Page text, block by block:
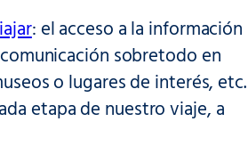
: el acceso a la información
sobretodo en
o lugares de interés, etc.
etapa de nuestro viaje, a